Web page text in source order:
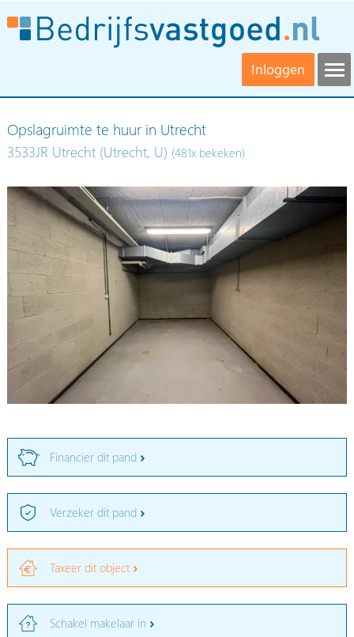
Inloggen
Opslagruimte te huur in Utrecht
3533JR Utrecht (Utrecht, U) (481x bekeken)
Financier dit pand
Verzeker dit pand
Taxeer dit object
Schakel makelaar in